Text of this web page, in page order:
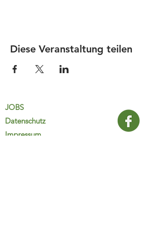
Diese Veranstaltung teilen
JOBS
Datenschutz
Impressum